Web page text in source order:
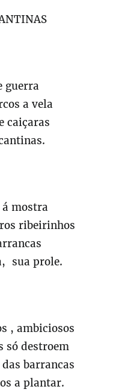
guerra
a vela
caiçaras
mostra
ribeirinhos
sua prole.
, ambiciosos
só destroem
barrancas
a plantar.